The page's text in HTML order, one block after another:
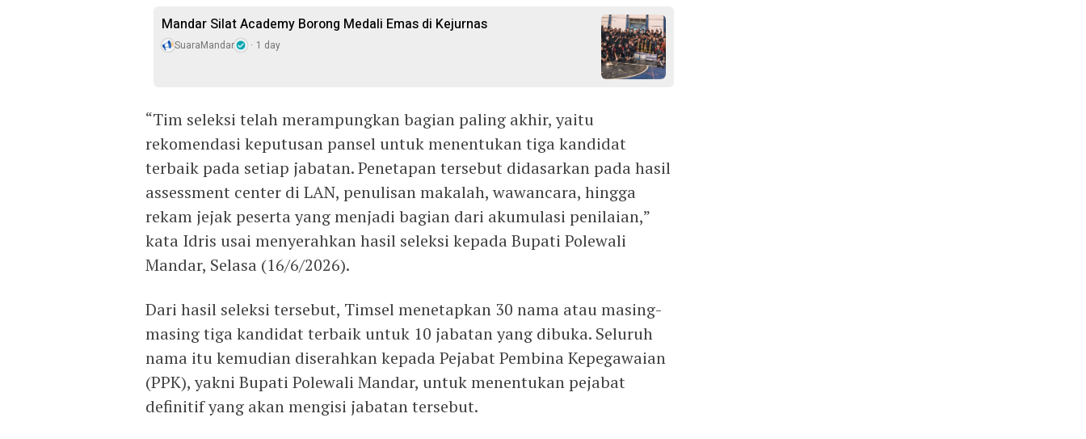
Mandar Silat Academy Borong Medali Emas di Kejurnas
SuaraMandar 1 day
“Tim seleksi telah merampungkan bagian paling akhir, yaitu
rekomendasi keputusan pansel untuk menentukan tiga kandidat
terbaik pada setiap jabatan. Penetapan tersebut didasarkan pada hasil
assessment center di LAN, penulisan makalah, wawancara, hingga
rekam jejak peserta yang menjadi bagian dari akumulasi penilaian,”
kata Idris usai menyerahkan hasil seleksi kepada Bupati Polewali
Mandar, Selasa (16/6/2026).
Dari hasil seleksi tersebut, Timsel menetapkan 30 nama atau masing-
masing tiga kandidat terbaik untuk 10 jabatan yang dibuka. Seluruh
nama itu kemudian diserahkan kepada Pejabat Pembina Kepegawaian
(PPK), yakni Bupati Polewali Mandar, untuk menentukan pejabat
definitif yang akan mengisi jabatan tersebut.